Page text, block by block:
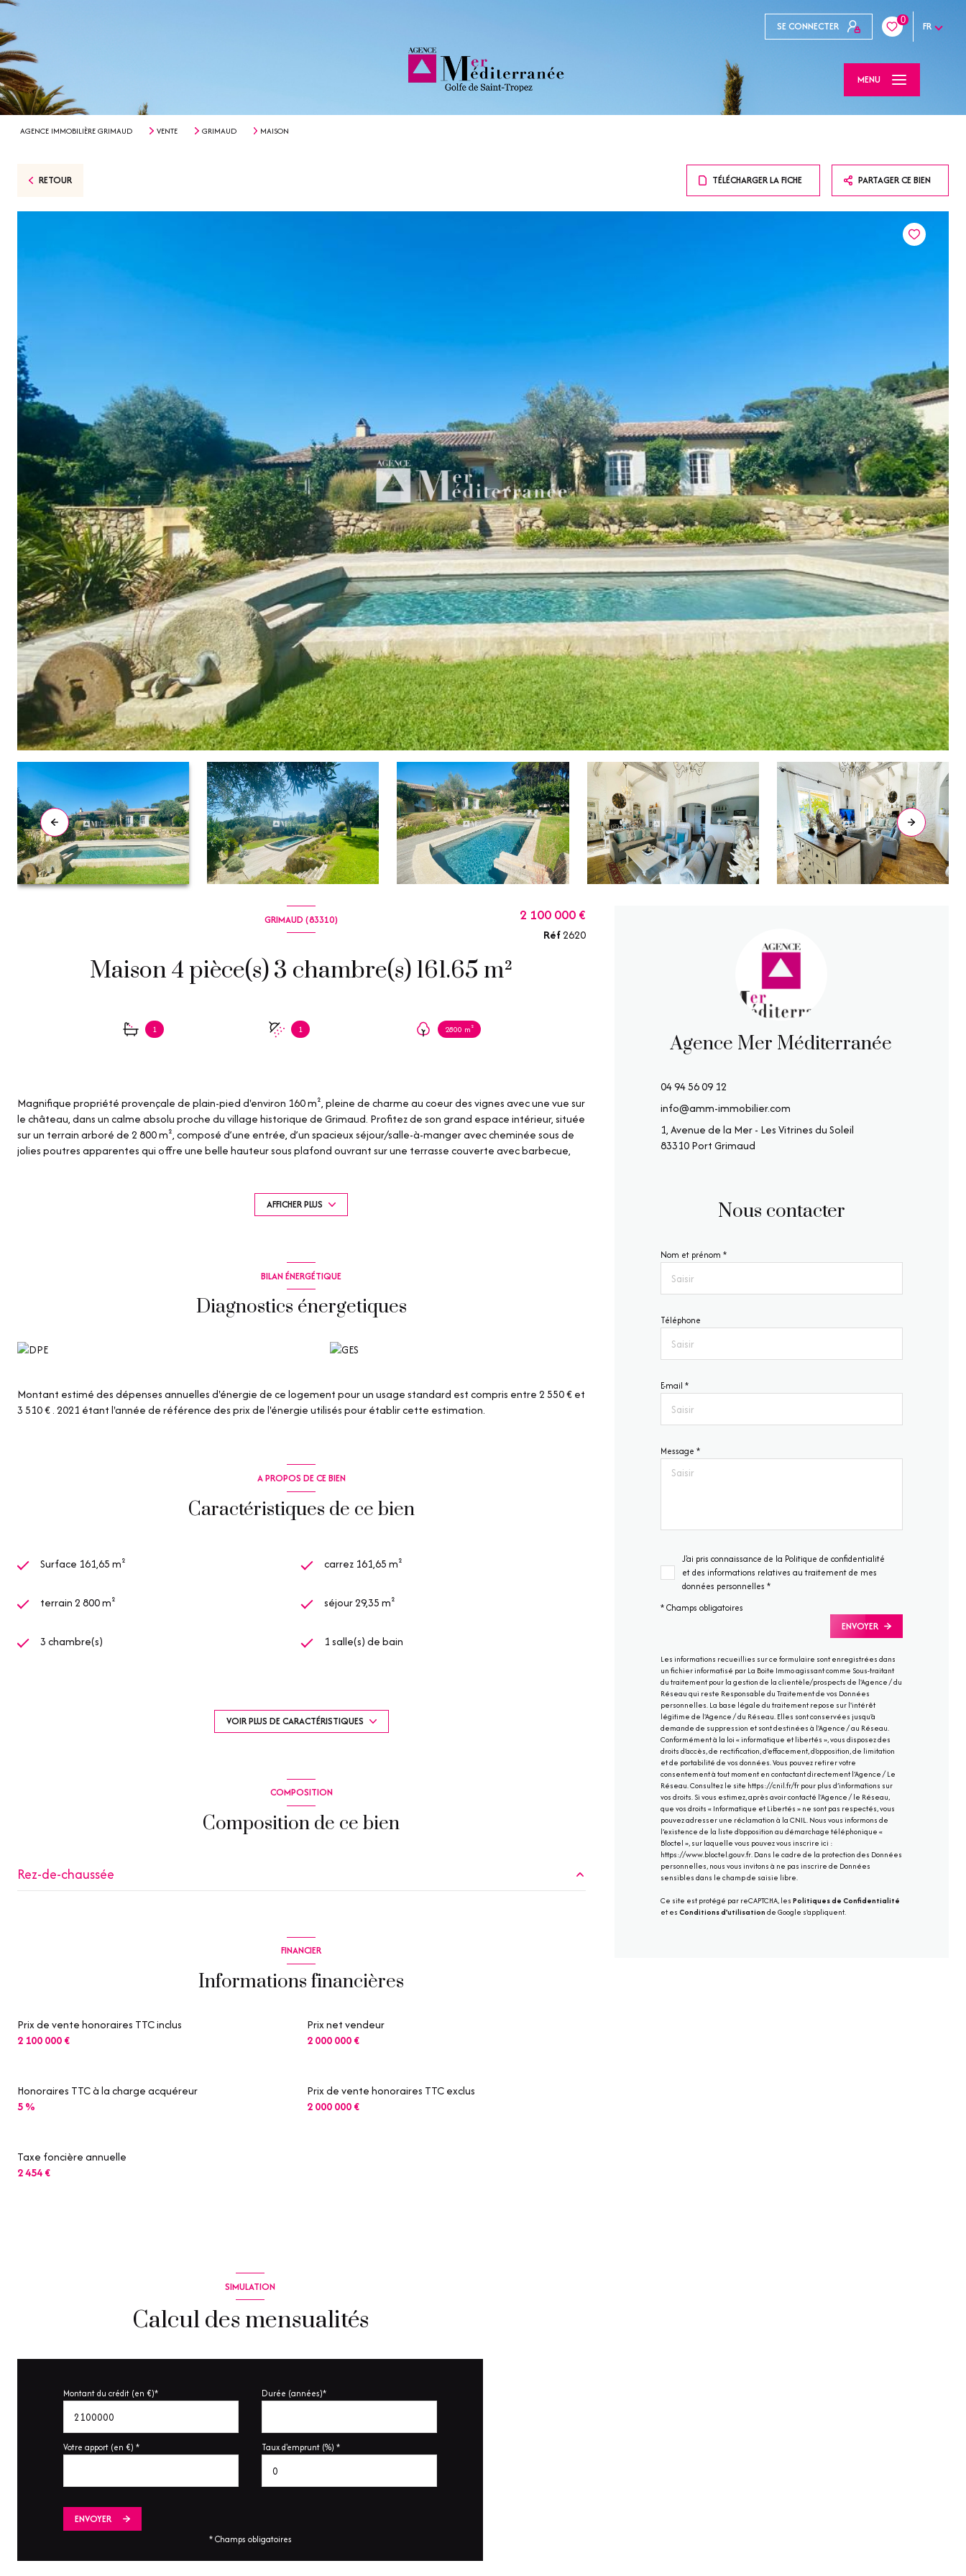
SE CONNECTER 0 FR
MENU
AGENCE IMMOBILIÈRE GRIMAUD VENTE GRIMAUD MAISON
RETOUR TÉLÉCHARGER LA FICHE PARTAGER CE BIEN
GRIMAUD (83310)
Maison 4 pièce(s) 3 chambre(s) 161.65 m²
1 1 2800 m²
2 100 000 €
Réf2620
Magnifique propriété provençale de plain-pied d'environ 160 m², pleine de charme au coeur des vignes avec une vue sur
le château, dans un calme absolu proche du village historique de Grimaud. Profitez de son grand espace intérieur, située
sur un terrain arboré de 2 800 m², composé d’une entrée, d’un spacieux séjour/salle-à-manger avec cheminée sous de
jolies poutres apparentes qui offre une belle hauteur sous plafond ouvrant sur une terrasse couverte avec barbecue,
nombreux placards de rangement, La climatisation est présente dans toutes les pièces avec un chauffage au sol. A
l'extérieur une piscine chauffée de 9 m x 4 m offrant une jolie vue dégagée sur les vignes et le château de Grimaud. Un
Les informations sur les risques auxquels ce bien serait éventuellement exposé sont disponibles sur le site Géorisques :
Les informations sur les risques auxquels ce bien est exposé sont disponibles sur le site
AFFICHER PLUS
BILAN ÉNERGÉTIQUE
Diagnostics énergetiques
Montant estimé des dépenses annuelles d'énergie de ce logement pour un usage standard est compris entre 2 550 € et
3 510 € . 2021 étant l'année de référence des prix de l'énergie utilisés pour établir cette estimation.
A PROPOS DE CE BIEN
Caractéristiques de ce bien
Surface 161,65 m² carrez 161,65 m²
terrain 2 800 m² séjour 29,35 m²
3 chambre(s) 1 salle(s) de bain
4 garage(s)
vue Nature et vignes
VOIR PLUS DE CARACTÉRISTIQUES
COMPOSITION
Composition de ce bien
Rez-de-chaussée
chambre
chambre
Salle à manger
FINANCIER
Informations financières
Prix de vente honoraires TTC inclus
2 100 000 €
Prix net vendeur
2 000 000 €
Prix de vente honoraires TTC exclus
2 000 000 €
Honoraires TTC à la charge acquéreur
5 %
Taxe foncière annuelle
2 454 €
Agence Mer Méditerranée
04 94 56 09 12
info@amm-immobilier.com
1, Avenue de la Mer - Les Vitrines du Soleil
83310 Port Grimaud
Nous contacter
Nom et prénom *
Téléphone
E-mail *
Message *
J'ai pris connaissance de la Politique de confidentialité
et des informations relatives au traitement de mes
données personnelles *
* Champs obligatoires
ENVOYER
Les informations recueillies sur ce formulaire sont enregistrées dans
un fichier informatisé par La Boite Immo agissant comme Sous-traitant
du traitement pour la gestion de la clientèle/prospects de l'Agence / du
Réseau qui reste Responsable du Traitement de vos Données
personnelles. La base légale du traitement repose sur l'intérêt
légitime de l'Agence / du Réseau. Elles sont conservées jusqu'à
demande de suppression et sont destinées à l'Agence / au Réseau.
Conformément à la loi « informatique et libertés », vous disposez des
droits d’accès, de rectification, d’effacement, d’opposition, de limitation
et de portabilité de vos données. Vous pouvez retirer votre
consentement à tout moment en contactant directement l’Agence / Le
Réseau. Consultez le site https://cnil.fr/frpour plus d’informations sur
vos droits. Si vous estimez, après avoir contacté l'Agence / le Réseau,
que vos droits « Informatique et Libertés » ne sont pas respectés, vous
pouvez adresser une réclamation à la CNIL. Nous vous informons de
l’existence de la liste d'opposition au démarchage téléphonique «
Bloctel », sur laquelle vous pouvez vous inscrire ici :
https://www.bloctel.gouv.fr. Dans le cadre de la protection des Données
personnelles, nous vous invitons à ne pas inscrire de Données
sensibles dans le champ de saisie libre.
Ce site est protégé par reCAPTCHA, les Politiques de Confidentialité
et es Conditions d'utilisation de Google s'appliquent.
SIMULATION
Calcul des mensualités
Montant du crédit (en €)* Durée (années)*
Votre apport (en €) * Taux d'emprunt (%) *
ENVOYER
* Champs obligatoires